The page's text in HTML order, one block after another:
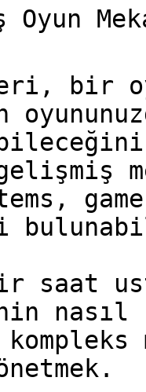
Oyun
bir
saat
nasıl